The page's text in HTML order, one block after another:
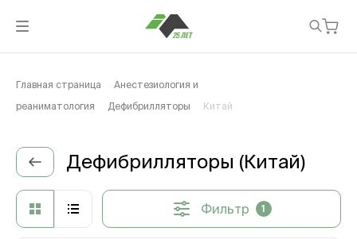
Главная страница Анестезиология и
реаниматология Дефибрилляторы Китай
Дефибрилляторы (Китай)
Фильтр 1